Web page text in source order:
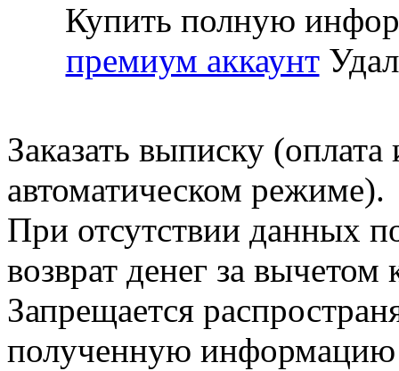
Купить полную
премиум аккаунт
Заказать выписку
автоматическом режиме).
При отсутствии данных
возврат денег за
Запрещается
полученную информацию